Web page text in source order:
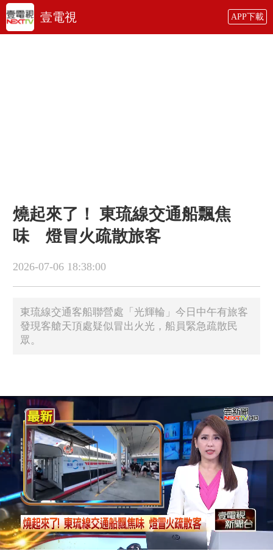
壹電視 APP下載
燒起來了！ 東琉線交通船飄焦
味 燈冒火疏散旅客
2026-07-06 18:38:00
東琉線交通客船聯營處「光輝輪」今日中午有旅客
發現客艙天頂處疑似冒出火光，船員緊急疏散民
眾。